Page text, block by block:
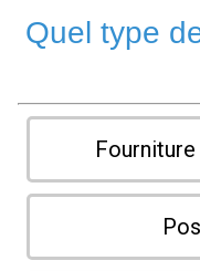
Quel type